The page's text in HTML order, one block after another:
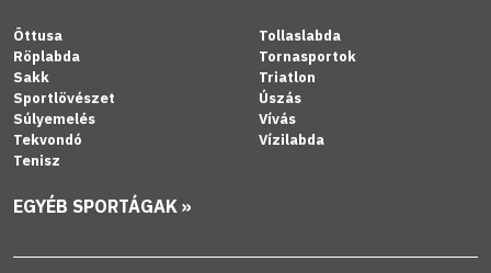
Öttusa
Röplabda
Sakk
Sportlövészet
Súlyemelés
Tekvondó
Tenisz
Tollaslabda
Tornasportok
Triatlon
Úszás
Vívás
Vízilabda
EGYÉB SPORTÁGAK »